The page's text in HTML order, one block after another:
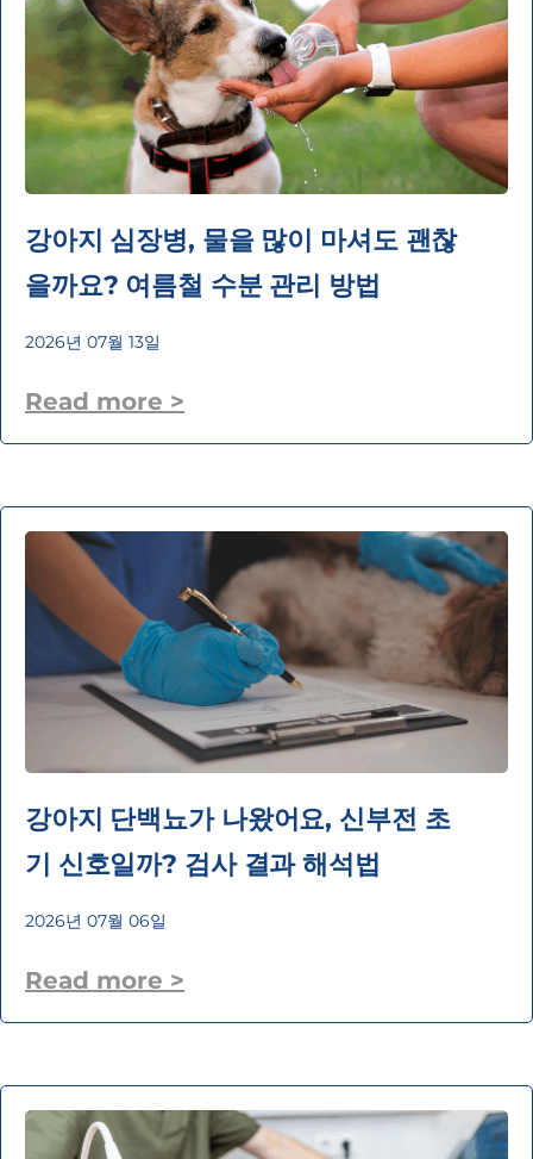
강아지 심장병, 물을 많이 마셔도 괜찮
을까요? 여름철 수분 관리 방법
2026년 07월 13일
Read more >
강아지 단백뇨가 나왔어요, 신부전 초
기 신호일까? 검사 결과 해석법
2026년 07월 06일
Read more >